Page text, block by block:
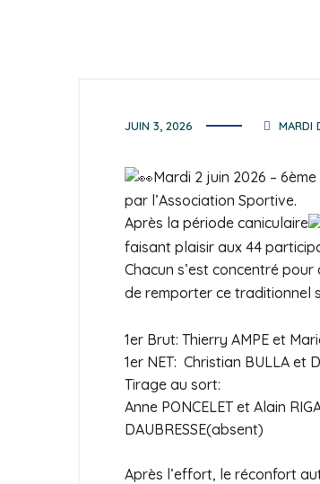
JUIN 3, 2026 MARDI
Mardi 2 juin 2026 –
par l’Association Sportive.
Après la période caniculaire
faisant plaisir aux 44
Chacun s’est concentré
de remporter ce traditionnel
1er Brut: Thierry AMPE et
1er NET: Christian BULLA et
Tirage au sort:
Anne PONCELET et Alain
DAUBRESSE(absent)
Après l’effort, le réconfort